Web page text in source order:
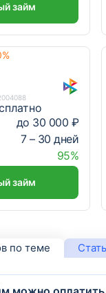
займ
до 30 000 ₽
7 – 30 дней
95%
займ
по теме